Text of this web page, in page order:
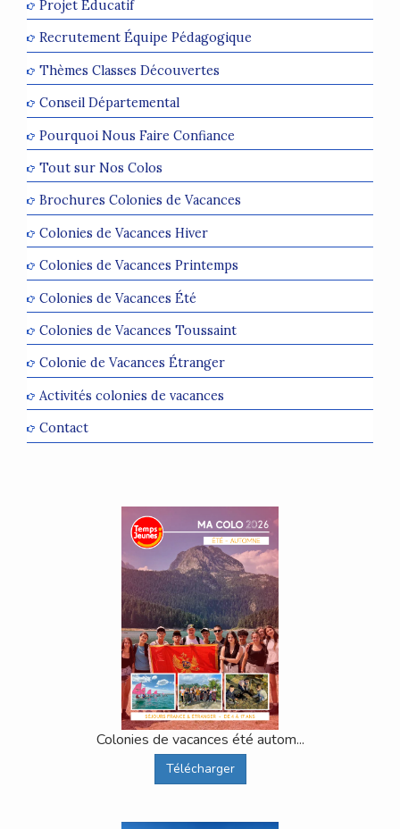
Projet Éducatif
Recrutement Équipe Pédagogique
Thèmes Classes Découvertes
Conseil Départemental
Pourquoi Nous Faire Confiance
Tout sur Nos Colos
Brochures Colonies de Vacances
Colonies de Vacances Hiver
Colonies de Vacances Printemps
Colonies de Vacances Été
Colonies de Vacances Toussaint
Colonie de Vacances Étranger
Activités colonies de vacances
Contact
Colonies de vacances été autom...
Télécharger